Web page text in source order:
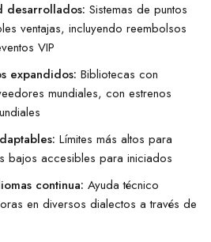
desarrollados: Sistemas de puntos
ventajas, incluyendo reembolsos
VIP
expandidos: Bibliotecas con
mundiales, con estrenos
Límites más altos para
bajos accesibles para iniciados
continua: Ayuda técnico
en diversos dialectos a través de